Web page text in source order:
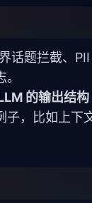
话题拦截、
。
的输出结
子，比如上下